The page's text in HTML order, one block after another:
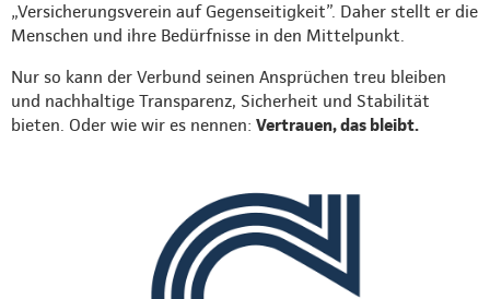
„Versicherungsverein auf Gegenseitigkeit”. Daher stellt er die
Menschen und ihre Bedürfnisse in den Mittelpunkt.
Nur so kann der Verbund seinen Ansprüchen treu bleiben
und nachhaltige Transparenz, Sicherheit und Stabilität
bieten. Oder wie wir es nennen: Vertrauen, das bleibt.